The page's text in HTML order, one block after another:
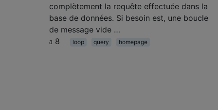
complètement la requête effectuée dans la
base de données. Si besoin est, une boucle
de message vide …
8
loop query homepage